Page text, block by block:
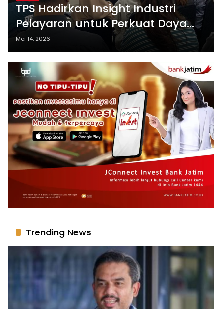
TPS Hadirkan Insight Industri
Pelayaran untuk Perkuat Daya
Saing Logistik
Mei 14, 2026
Trending News